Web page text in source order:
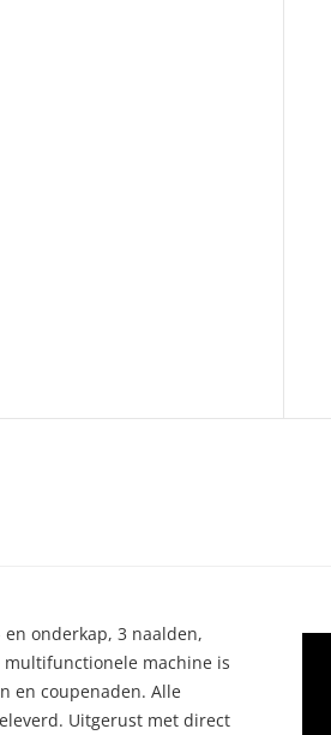
onderkap, 3 naalden,
machine is
en coupenaden. Alle
Uitgerust met direct